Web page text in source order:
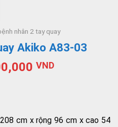
nhân 2 tay quay
Akiko A83-03
VND
cm x rộng 96 cm x cao 54